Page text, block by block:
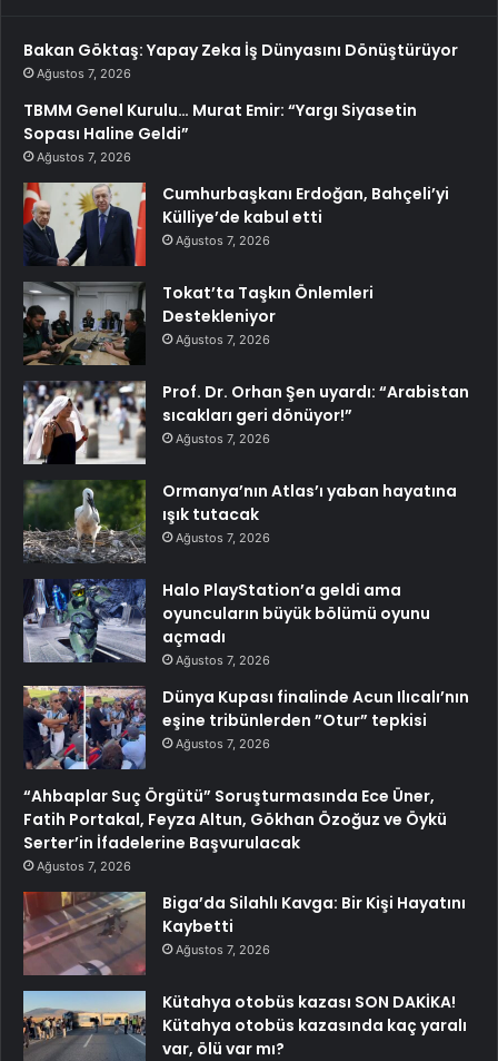
Bakan Göktaş: Yapay Zeka İş Dünyasını Dönüştürüyor
Ağustos 7, 2026
TBMM Genel Kurulu… Murat Emir: “Yargı Siyasetin
Sopası Haline Geldi”
Ağustos 7, 2026
Cumhurbaşkanı Erdoğan, Bahçeli’yi
Külliye’de kabul etti
Ağustos 7, 2026
Tokat’ta Taşkın Önlemleri
Destekleniyor
Ağustos 7, 2026
Prof. Dr. Orhan Şen uyardı: “Arabistan
sıcakları geri dönüyor!”
Ağustos 7, 2026
Ormanya’nın Atlas’ı yaban hayatına
ışık tutacak
Ağustos 7, 2026
Halo PlayStation’a geldi ama
oyuncuların büyük bölümü oyunu
açmadı
Ağustos 7, 2026
Dünya Kupası finalinde Acun Ilıcalı’nın
eşine tribünlerden ”Otur” tepkisi
Ağustos 7, 2026
“Ahbaplar Suç Örgütü” Soruşturmasında Ece Üner,
Fatih Portakal, Feyza Altun, Gökhan Özoğuz ve Öykü
Serter’in İfadelerine Başvurulacak
Ağustos 7, 2026
Biga’da Silahlı Kavga: Bir Kişi Hayatını
Kaybetti
Ağustos 7, 2026
Kütahya otobüs kazası SON DAKİKA!
Kütahya otobüs kazasında kaç yaralı
var, ölü var mı?